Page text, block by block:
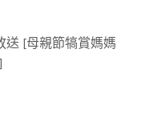
送 [母親節犒賞媽媽